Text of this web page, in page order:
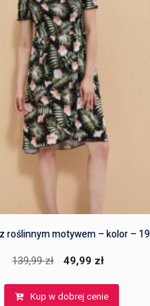
roślinnym motywem – kolor –
139,99zł
Pierwotna
wynosiła:
49,99 zł
Kup w dobrej cenie